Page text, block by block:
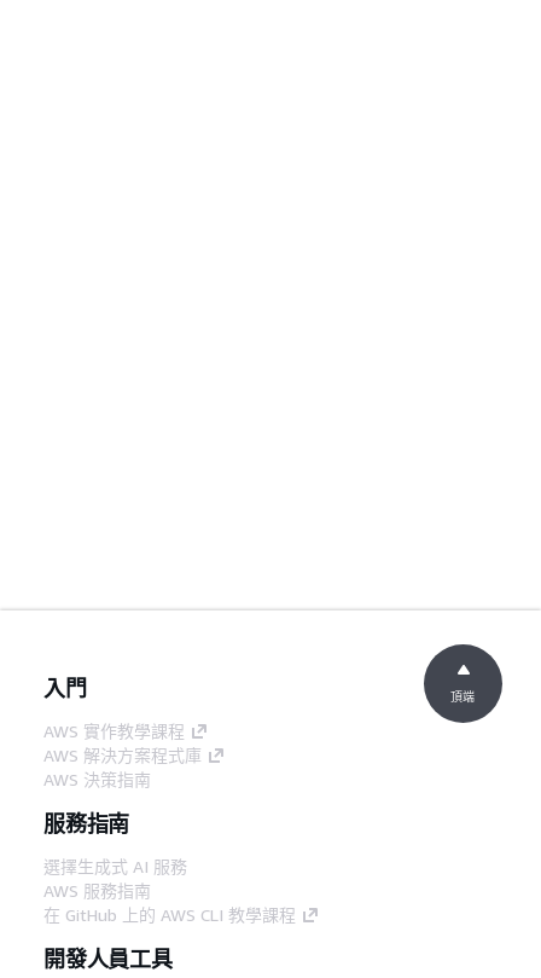
入門
AWS 實作教學課程
AWS 解決方案程式庫
AWS 決策指南
服務指南
選擇生成式 AI 服務
AWS 服務指南
在 GitHub 上的 AWS CLI 教學課程
開發人員工具
頂端